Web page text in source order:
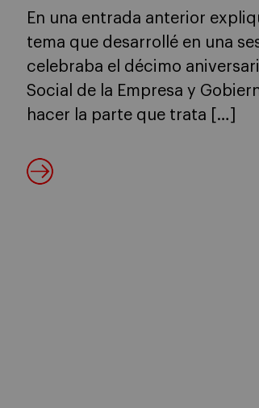
En una entrada anterior
tema que desarrollé en una
celebraba el décimo
Social de la Empresa y
hacer la parte que trata […]